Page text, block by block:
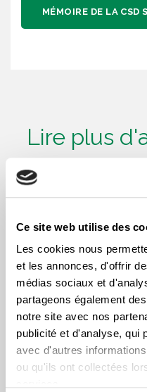
Ce site web utilise des
Les cookies nous
et les annonces, d'offrir
médias sociaux et
partageons également
notre site avec nos
publicité et d'analyse, qui
avec d'autres
ou qu'ils ont collectées
MÉMOIRE DE LA CSD
Lire plus
même
LUTTE FÉMINISTE AU